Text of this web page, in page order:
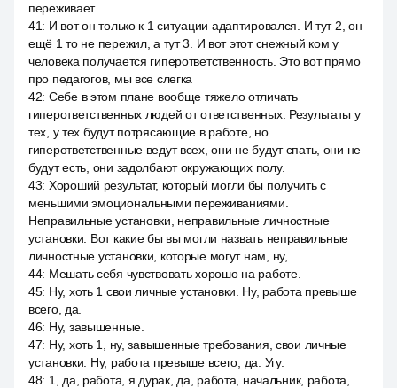
переживает.
41: И вот он только к 1 ситуации адаптировался. И тут 2, он
ещё 1 то не пережил, а тут 3. И вот этот снежный ком у
человека получается гиперответственность. Это вот прямо
про педагогов, мы все слегка
42: Себе в этом плане вообще тяжело отличать
гиперответственных людей от ответственных. Результаты у
тех, у тех будут потрясающие в работе, но
гиперответственные ведут всех, они не будут спать, они не
будут есть, они задолбают окружающих полу.
43: Хороший результат, который могли бы получить с
меньшими эмоциональными переживаниями.
Неправильные установки, неправильные личностные
установки. Вот какие бы вы могли назвать неправильные
личностные установки, которые могут нам, ну,
44: Мешать себя чувствовать хорошо на работе.
45: Ну, хоть 1 свои личные установки. Ну, работа превыше
всего, да.
46: Ну, завышенные.
47: Ну, хоть 1, ну, завышенные требования, свои личные
установки. Ну, работа превыше всего, да. Угу.
48: 1, да, работа, я дурак, да, работа, начальник, работа,